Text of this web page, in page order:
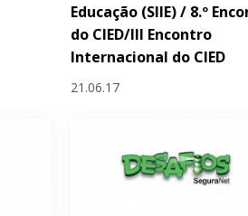
Educação (SIIE) / 8.º
do CIED/III Encontro
Internacional do CIED
21.06.17